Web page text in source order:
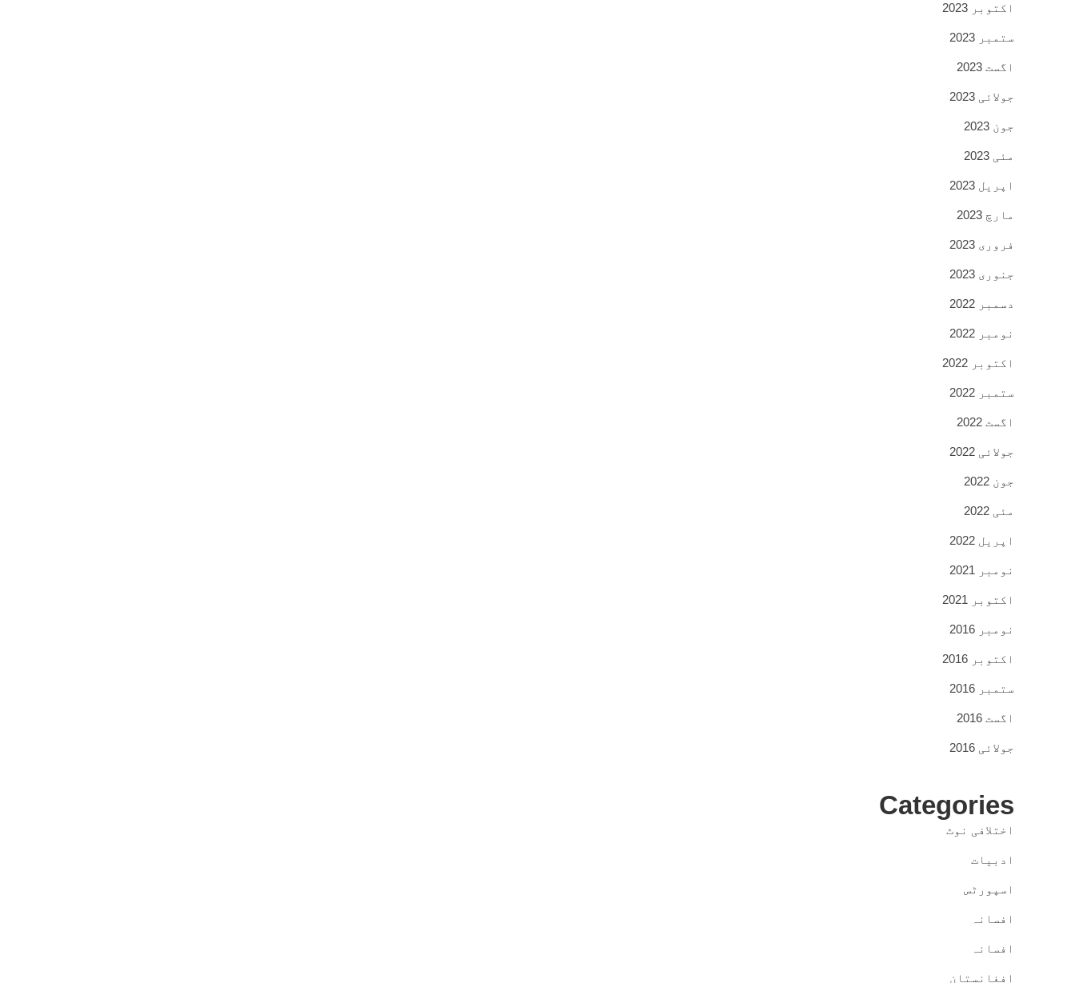
اکتوبر 2023
ستمبر 2023
اگست 2023
جولائی 2023
جون 2023
مئی 2023
اپریل 2023
مارچ 2023
فروری 2023
جنوری 2023
دسمبر 2022
نومبر 2022
اکتوبر 2022
ستمبر 2022
اگست 2022
جولائی 2022
جون 2022
مئی 2022
اپریل 2022
نومبر 2021
اکتوبر 2021
نومبر 2016
اکتوبر 2016
ستمبر 2016
اگست 2016
جولائی 2016
Categories
اختلافی نوٹ
ادبیات
اسپورٹس
افسانہ
افسانہ
افغانستان